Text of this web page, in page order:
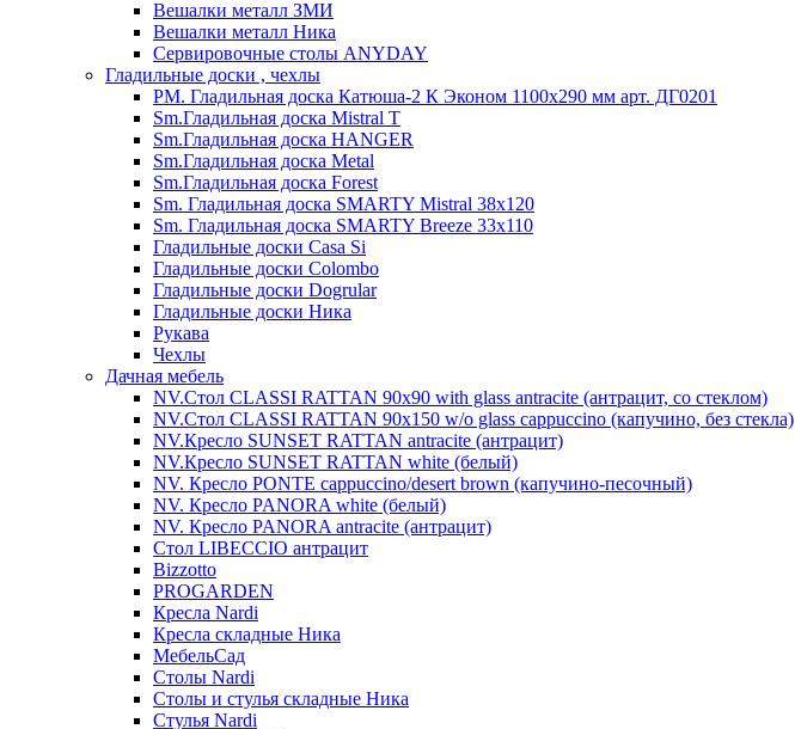
Вешалки металл ЗМИ
Вешалки металл Ника
Сервировочные столы ANYDAY
Гладильные доски , чехлы
PM. Гладильная доска Катюша-2 К Эконом 1100х290 мм арт. ДГ0201
Sm.Гладильная доска Mistral T
Sm.Гладильная доска HANGER
Sm.Гладильная доска Metal
Sm.Гладильная доска Forest
Sm. Гладильная доска SMARTY Mistral 38x120
Sm. Гладильная доска SMARTY Breeze 33х110
Гладильные доски Casa Si
Гладильные доски Colombo
Гладильные доски Dogrular
Гладильные доски Ника
Рукава
Чехлы
Дачная мебель
NV.Стол CLASSI RATTAN 90х90 with glass antracite (антрацит, со стеклом)
NV.Стол CLASSI RATTAN 90х150 w/o glass cappuccino (капучино, без стекла)
NV.Кресло SUNSET RATTAN antracite (антрацит)
NV.Кресло SUNSET RATTAN white (белый)
NV. Кресло PONTE cappuccino/desert brown (капучино-песочный)
NV. Кресло PANORA white (белый)
NV. Кресло PANORA antracite (антрацит)
Стол LIBECCIO антрацит
Bizzotto
PROGARDEN
Кресла Nardi
Кресла складные Ника
МебельСад
Столы Nardi
Столы и стулья складные Ника
Стулья Nardi